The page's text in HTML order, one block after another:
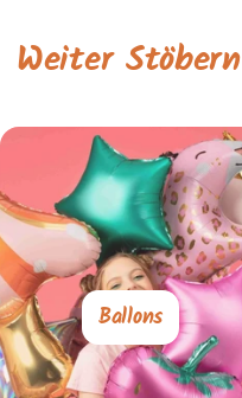
Weiter Stöbern
Ballons